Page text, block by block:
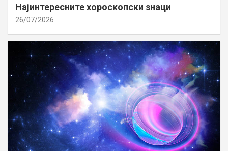
Најинтересните хороскопски знаци
26/07/2026